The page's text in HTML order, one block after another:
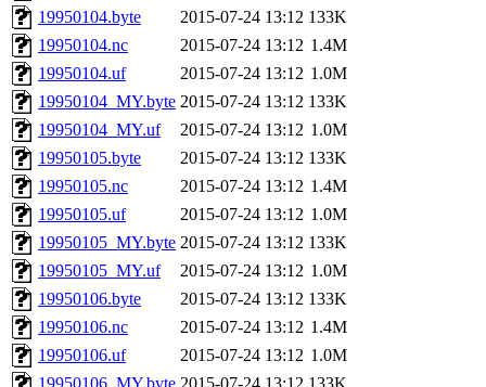
19950104.byte
2015-07-24 13:12 133K
19950104.nc
2015-07-24 13:12 1.4M
19950104.uf
2015-07-24 13:12 1.0M
19950104_MY.byte 2015-07-24 13:12 133K
19950104_MY.uf
2015-07-24 13:12 1.0M
19950105.byte
2015-07-24 13:12 133K
19950105.nc
2015-07-24 13:12 1.4M
19950105.uf
2015-07-24 13:12 1.0M
19950105_MY.byte 2015-07-24 13:12 133K
19950105_MY.uf
2015-07-24 13:12 1.0M
19950106.byte
2015-07-24 13:12 133K
19950106.nc
2015-07-24 13:12 1.4M
19950106.uf
2015-07-24 13:12 1.0M